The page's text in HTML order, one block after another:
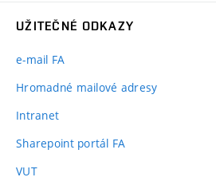
UŽITEČNÉ ODKAZY
e-mail FA
Hromadné mailové adresy
Intranet
Sharepoint portál FA
VUT(externí